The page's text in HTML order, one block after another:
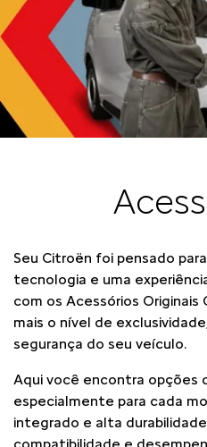
Seu Citroën foi pensado
tecnologia e uma
com os Acessórios Originais
mais o nível de
segurança do seu veículo.
Aqui você encontra opções
especialmente para cada
integrado e alta